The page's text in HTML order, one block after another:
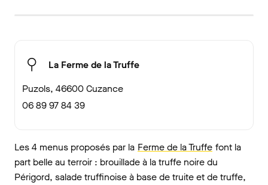
La Ferme de la Truffe
Puzols, 46600 Cuzance
06 89 97 84 39
Les 4 menus proposés par la Ferme de la Truffe font la
part belle au terroir : brouillade à la truffe noire du
Périgord, salade truffinoise à base de truite et de truffe,